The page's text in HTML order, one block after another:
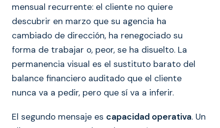
mensual recurrente: el cliente no quiere
descubrir en marzo que su agencia ha
cambiado de dirección, ha renegociado su
forma de trabajar o, peor, se ha disuelto. La
permanencia visual es el sustituto barato del
balance financiero auditado que el cliente
nunca va a pedir, pero que sí va a inferir.
El segundo mensaje es capacidad operativa. Un